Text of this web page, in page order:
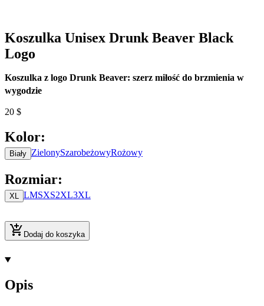
Koszulka Unisex Drunk Beaver Black
Logo
Koszulka z logo Drunk Beaver: szerz miłość do brzmienia w
wygodzie
20 $
Kolor:
Biały ZielonySzarobeżowyRożowy
Rozmiar:
XL LMSXS2XL3XL
Dodaj do koszyka
Opis